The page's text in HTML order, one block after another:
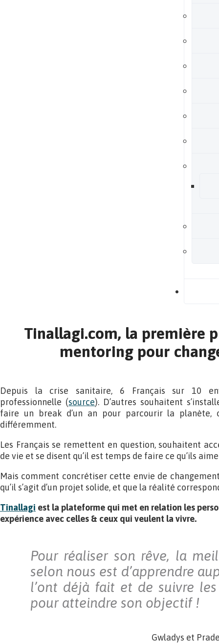
Tinallagi.com, la première
mentoring pour
Depuis la crise sanitaire, 6 Français sur 10
professionnelle (source). D’autres souhaitent
faire un break d’un an pour parcourir la planète,
différemment.
Les Français se remettent en question, souhaitent
de vie et se disent qu’il est temps de faire ce qu’ils
Mais comment concrétiser cette envie de
qu’il s’agit d’un projet solide, et que la réalité
Tinallagi est la plateforme qui met en relation les
expérience avec celles & ceux qui veulent la vivre.
Pour réaliser son rêve, la
selon nous est d’apprendre
l’ont déjà fait et de suivre
pour atteindre son objectif !
Gwladys et